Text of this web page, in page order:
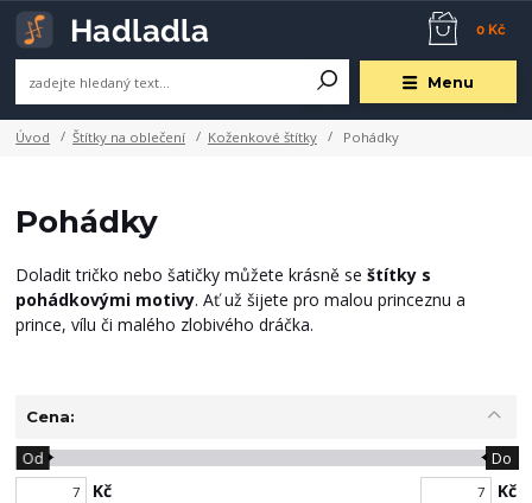
Menu
0 Kč
Úvod Štítky na oblečení Koženkové štítky Pohádky
Pohádky
Doladit tričko nebo šatičky můžete krásně seštítky s
pohádkovými motivy. Ať už šijete pro malou princeznu a
prince, vílu či malého zlobivého dráčka.
Cena:
Kč
Od Do
Kč